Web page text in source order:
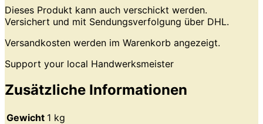
Dieses Produkt kann auch verschickt werden.
Versichert und mit Sendungsverfolgung über DHL.
Versandkosten werden im Warenkorb angezeigt.
Support your local Handwerksmeister
Zusätzliche Informationen
Gewicht 1 kg